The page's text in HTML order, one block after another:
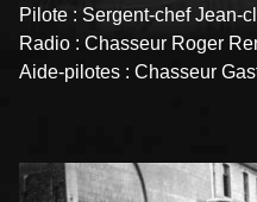
Pilote : Sergent-chef Jean-
Radio : Chasseur Roger
Aide-pilotes : Chasseur